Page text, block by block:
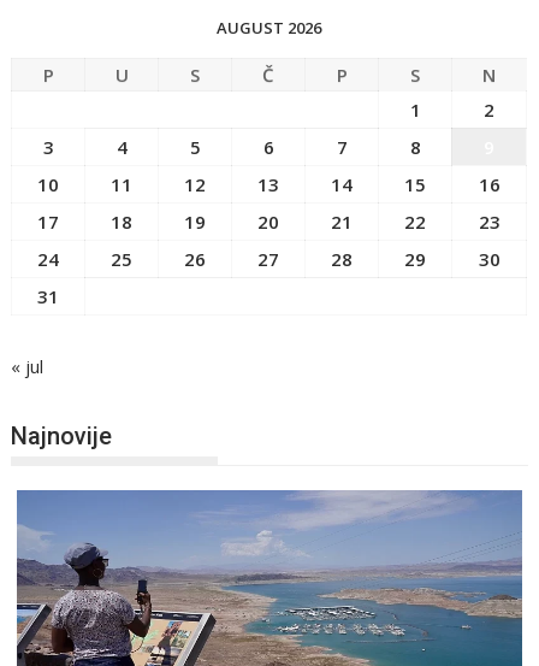
AUGUST 2026
P U S Č P S
N
1
2
3
4 5 6 7 8
10
11 12 13 14 15
16
17
18 19 20 21 22
23
24
25 26 27 28 29
30
31
« jul
Najnovije